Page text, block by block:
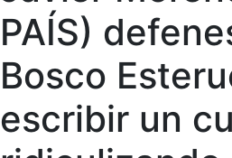
PAÍS)
Bosco
escribir un